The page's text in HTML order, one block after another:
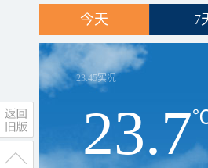
今天 7
23:45实况
23.7